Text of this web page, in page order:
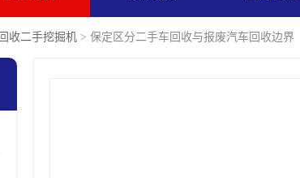
回收二手挖掘机 > 保定区分二手车回收与报废汽车回收边界